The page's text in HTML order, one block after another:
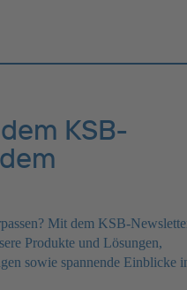
KSB-
Mit dem KSB-
Produkte und Lösungen,
sowie spannende Einblicke